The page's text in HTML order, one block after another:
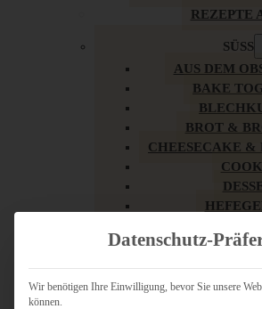
REZEPTE
SÜSS
AUS DEM
BAKE
BROT &
CHEESECAKE &
LOW CARB &
MY
Datenschutz-
Wir benötigen Ihre Einwilligung, bevor Sie unsere
können.